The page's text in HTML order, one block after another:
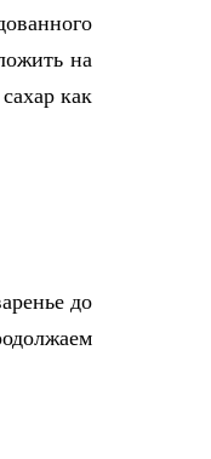
на
как
до